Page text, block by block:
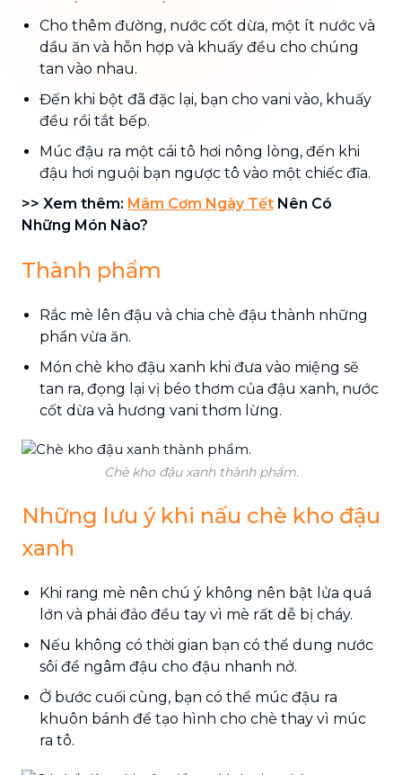
Cho thêm đường, nước cốt dừa, một ít nước và
dầu ăn và hỗn hợp và khuấy đều cho chúng
tan vào nhau.
Đến khi bột đã đặc lại, bạn cho vani vào, khuấy
đều rồi tắt bếp.
Múc đậu ra một cái tô hơi nông lòng, đến khi
đậu hơi nguội bạn ngược tô vào một chiếc đĩa.
>> Xem thêm: Mâm Cơm Ngày Tết Nên Có
Những Món Nào?
Thành phẩm
Rắc mè lên đậu và chia chè đậu thành những
phần vừa ăn.
Món chè kho đậu xanh khi đưa vào miệng sẽ
tan ra, đọng lại vị béo thơm của đậu xanh, nước
cốt dừa và hương vani thơm lừng.
Chè kho đậu xanh thành phẩm.
Những lưu ý khi nấu chè kho đậu
xanh
Khi rang mè nên chú ý không nên bật lửa quá
lớn và phải đảo đều tay vì mè rất dễ bị cháy.
Nếu không có thời gian bạn có thể dung nước
sôi để ngâm đậu cho đậu nhanh nở.
Ở bước cuối cùng, bạn có thể múc đậu ra
khuôn bánh để tạo hình cho chè thay vì múc
ra tô.